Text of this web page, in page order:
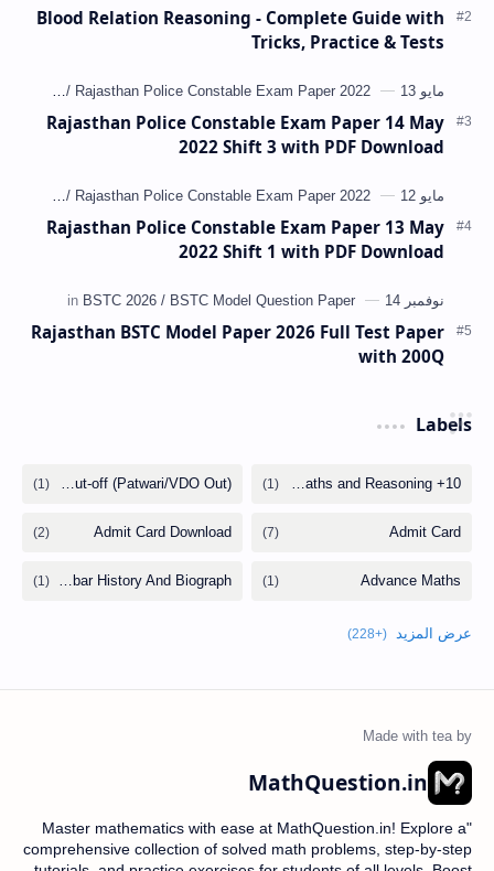
Blood Relation Reasoning - Complete Guide with
Tricks, Practice & Tests
Rajasthan Police Constable Exam Paper 14 May
2022 Shift 3 with PDF Download
Rajasthan Police Constable Exam Paper 13 May
2022 Shift 1 with PDF Download
Rajasthan BSTC Model Paper 2026 Full Test Paper
with 200Q
Labels
MathQuestion.in
"Master mathematics with ease at MathQuestion.in! Explore a
comprehensive collection of solved math problems, step-by-step